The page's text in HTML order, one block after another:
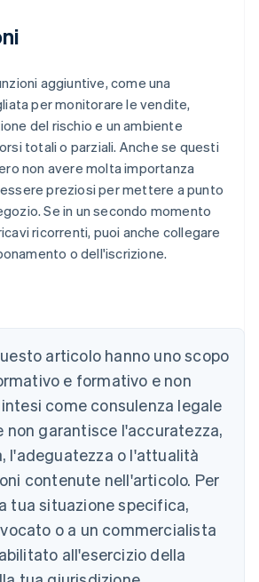
aggiuntive, come una
per monitorare le vendite,
del rischio e un ambiente
totali o parziali. Anche se questi
non avere molta importanza
preziosi per mettere a punto
Se in un secondo momento
ricorrenti, puoi anche collegare
o dell'iscrizione.
articolo hanno uno scopo
e formativo e non
come consulenza legale
non garantisce l'accuratezza,
l'adeguatezza o l'attualità
contenute nell'articolo. Per
tua situazione specifica,
o a un commercialista
all'esercizio della
DeutschEnglish